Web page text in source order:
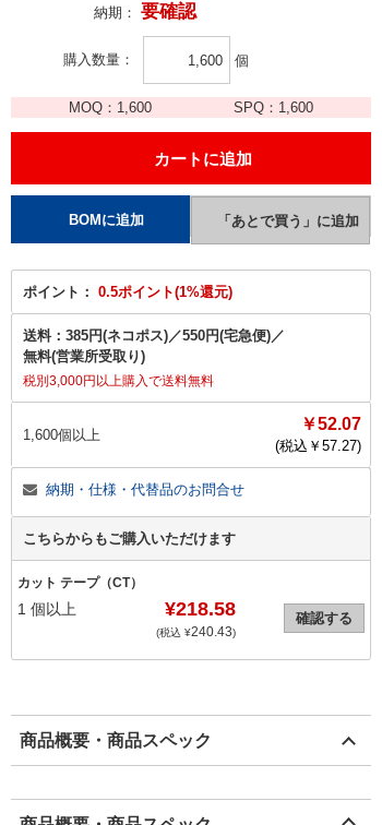
納期： 要確認
購入数量 個
MOQ： 1,600 SPQ： 1,600
ポイント： 0.5ポイント(1%還元)
送料： 385円(ネコポス)／550円(宅急便)／
無料(営業所受取り)
税別3,000円以上購入で送料無料
1,600個以上
￥52.07
(税込￥ 57.27)
納期・仕様・代替品のお問合せ
こちらからもご購入いただけます
カット テープ（CT）
1 個以上 ¥218.58
(税込 ¥240.43)
確認する
商品概要・商品スペック